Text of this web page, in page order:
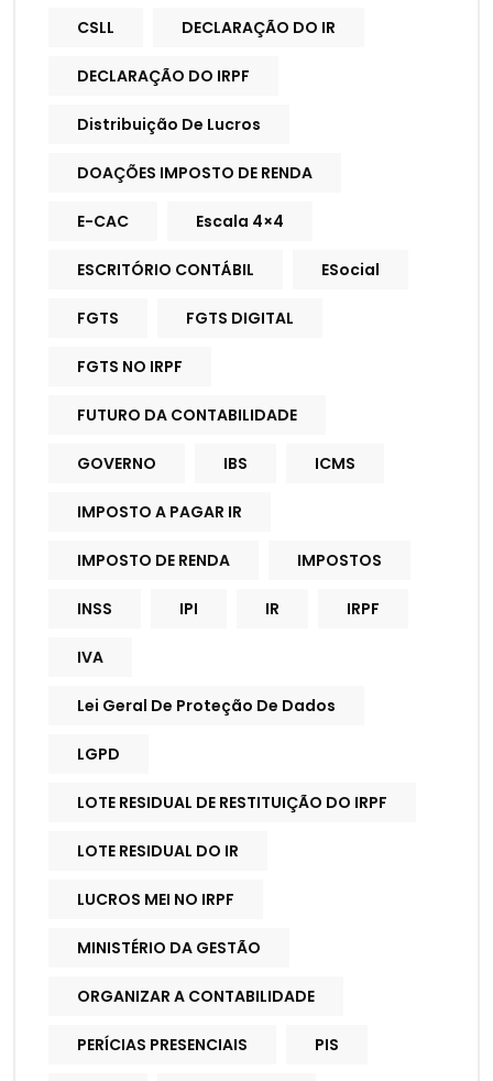
CSLL DECLARAÇÃO DO IR
DECLARAÇÃO DO IRPF
Distribuição De Lucros
DOAÇÕES IMPOSTO DE RENDA
E-CAC Escala 4×4
ESCRITÓRIO CONTÁBIL ESocial
FGTS FGTS DIGITAL
FGTS NO IRPF
FUTURO DA CONTABILIDADE
GOVERNO IBS ICMS
IMPOSTO A PAGAR IR
IMPOSTO DE RENDA IMPOSTOS
INSS IPI IR IRPF
IVA
Lei Geral De Proteção De Dados
LGPD
LOTE RESIDUAL DE RESTITUIÇÃO DO IRPF
LOTE RESIDUAL DO IR
LUCROS MEI NO IRPF
MINISTÉRIO DA GESTÃO
ORGANIZAR A CONTABILIDADE
PERÍCIAS PRESENCIAIS PIS